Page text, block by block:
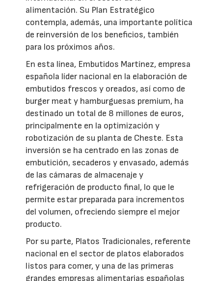
alimentación. Su Plan Estratégico
contempla, además, una importante política
de reinversión de los beneficios, también
para los próximos años.
En esta línea, Embutidos Martínez, empresa
española líder nacional en la elaboración de
embutidos frescos y oreados, así como de
burger meat y hamburguesas premium, ha
destinado un total de 8 millones de euros,
principalmente en la optimización y
robotización de su planta de Cheste. Esta
inversión se ha centrado en las zonas de
embutición, secaderos y envasado, además
de las cámaras de almacenaje y
refrigeración de producto final, lo que le
permite estar preparada para incrementos
del volumen, ofreciendo siempre el mejor
producto.
Por su parte, Platos Tradicionales, referente
nacional en el sector de platos elaborados
listos para comer, y una de las primeras
grandes empresas alimentarias españolas